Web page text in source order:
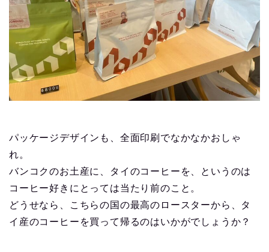
パッケージデザインも、全面印刷でなかなかおしゃ
れ。
バンコクのお土産に、タイのコーヒーを、というのは
コーヒー好きにとっては当たり前のこと。
どうせなら、こちらの国の最高のロースターから、タ
イ産のコーヒーを買って帰るのはいかがでしょうか？